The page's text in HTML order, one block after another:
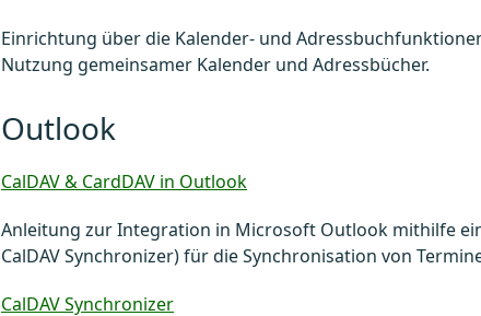
Einrichtung über die Kalender- und
Nutzung gemeinsamer Kalender und Adressbücher.
Outlook
CalDAV & CardDAV in Outlook
Anleitung zur Integration in Microsoft Outlook mithilfe
CalDAV Synchronizer) für die Synchronisation von
CalDAV Synchronizer